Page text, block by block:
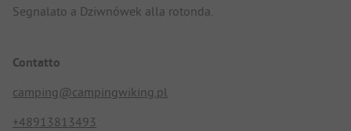
Segnalato a Dziwnówek alla rotonda.
Contatto
camping@campingwiking.pl
+48913813493